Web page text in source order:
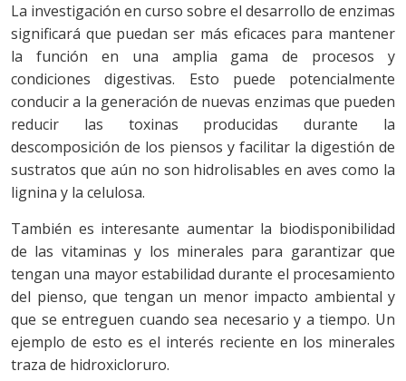
La investigación en curso sobre el desarrollo de enzimas
significará que puedan ser más eficaces para mantener
la función en una amplia gama de procesos y
condiciones digestivas. Esto puede potencialmente
conducir a la generación de nuevas enzimas que pueden
reducir las toxinas producidas durante la
descomposición de los piensos y facilitar la digestión de
sustratos que aún no son hidrolisables en aves como la
lignina y la celulosa.
También es interesante aumentar la biodisponibilidad
de las vitaminas y los minerales para garantizar que
tengan una mayor estabilidad durante el procesamiento
del pienso, que tengan un menor impacto ambiental y
que se entreguen cuando sea necesario y a tiempo. Un
ejemplo de esto es el interés reciente en los minerales
traza de hidroxicloruro.